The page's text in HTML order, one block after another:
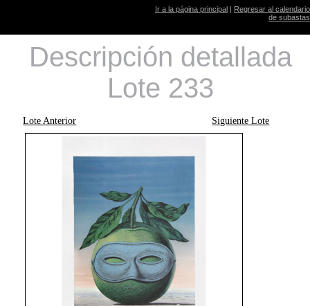
Ir a la página principal | Regresar al calendario
de subastas
Descripción detallada
Lote 233
Lote Anterior Siguiente Lote